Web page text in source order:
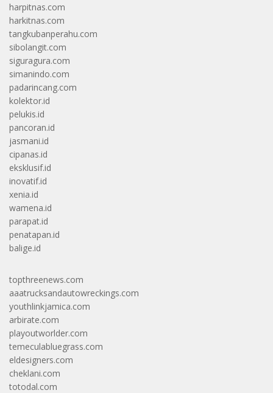
harpitnas.com
harkitnas.com
tangkubanperahu.com
sibolangit.com
siguragura.com
simanindo.com
padarincang.com
kolektor.id
pelukis.id
pancoran.id
jasmani.id
cipanas.id
eksklusif.id
inovatif.id
xenia.id
wamena.id
parapat.id
penatapan.id
balige.id
topthreenews.com
aaatrucksandautowreckings.com
youthlinkjamica.com
arbirate.com
playoutworlder.com
temeculabluegrass.com
eldesigners.com
cheklani.com
totodal.com